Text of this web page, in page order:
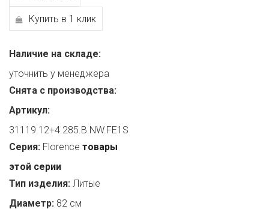
Купить в 1 клик
Наличие на складе:
уточнить у менеджера
Снята с производства:
Артикул:
31119.12+4.285.B.NW.FE1S
Серия: Florence товары
этой серии
Тип изделия: Литые
Диаметр: 82 см